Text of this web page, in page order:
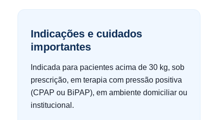
Indicações e cuidados
importantes
Indicada para pacientes acima de 30 kg, sob
prescrição, em terapia com pressão positiva
(CPAP ou BiPAP), em ambiente domiciliar ou
institucional.